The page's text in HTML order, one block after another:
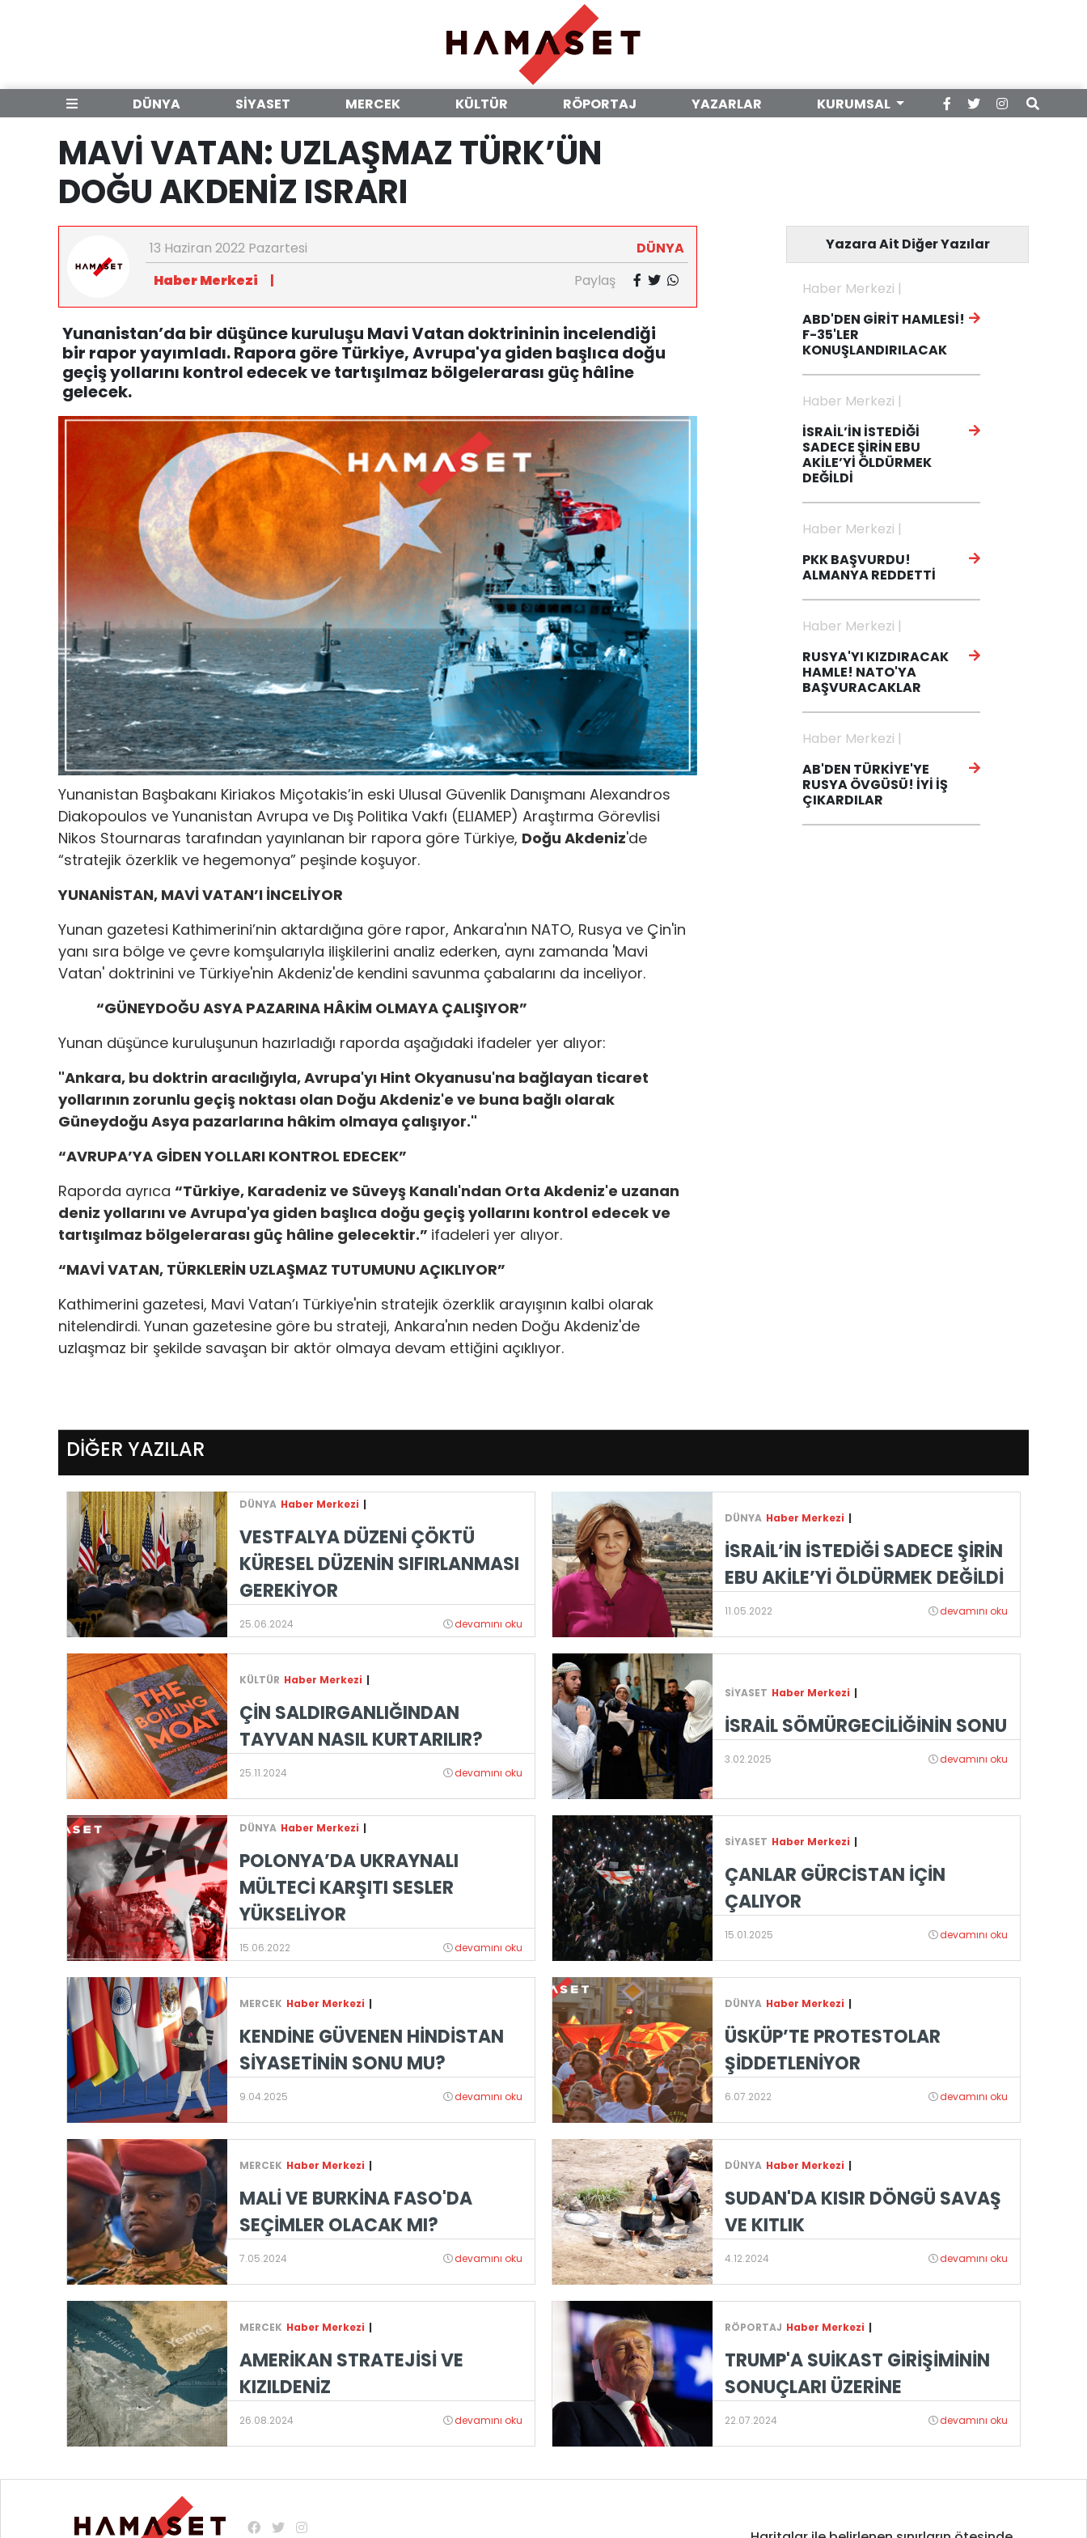
DÜNYA SİYASET MERCEK KÜLTÜR RÖPORTAJ YAZARLAR KURUMSAL
MAVİ VATAN: UZLAŞMAZ TÜRK’ÜN
DOĞU AKDENİZ ISRARI
13 Haziran 2022 Pazartesi
DÜNYA
Haber Merkezi
| Paylaş
Yunanistan’da bir düşünce kuruluşu Mavi Vatan doktrininin incelendiği
bir rapor yayımladı. Rapora göre Türkiye, Avrupa'ya giden başlıca doğu
geçiş yollarını kontrol edecek ve tartışılmaz bölgelerarası güç hâline
gelecek.
Yunanistan Başbakanı Kiriakos Miçotakis’in eski Ulusal Güvenlik Danışmanı Alexandros
Diakopoulos ve Yunanistan Avrupa ve Dış Politika Vakfı (ELIAMEP) Araştırma Görevlisi
Nikos Stournaras tarafından yayınlanan bir rapora göre Türkiye, Doğu Akdeniz'de
“stratejik özerklik ve hegemonya” peşinde koşuyor.
YUNANİSTAN, MAVİ VATAN’I İNCELİYOR
Yunan gazetesi Kathimerini’nin aktardığına göre rapor, Ankara'nın NATO, Rusya ve Çin'in
yanı sıra bölge ve çevre komşularıyla ilişkilerini analiz ederken, aynı zamanda 'Mavi
Vatan' doktrinini ve Türkiye'nin Akdeniz'de kendini savunma çabalarını da inceliyor.
“GÜNEYDOĞU ASYA PAZARINA HÂKİM OLMAYA ÇALIŞIYOR”
Yunan düşünce kuruluşunun hazırladığı raporda aşağıdaki ifadeler yer alıyor:
"Ankara, bu doktrin aracılığıyla, Avrupa'yı Hint Okyanusu'na bağlayan ticaret
yollarının zorunlu geçiş noktası olan Doğu Akdeniz'e ve buna bağlı olarak
Güneydoğu Asya pazarlarına hâkim olmaya çalışıyor."
“AVRUPA’YA GİDEN YOLLARI KONTROL EDECEK”
Raporda ayrıca “Türkiye, Karadeniz ve Süveyş Kanalı'ndan Orta Akdeniz'e uzanan
deniz yollarını ve Avrupa'ya giden başlıca doğu geçiş yollarını kontrol edecek ve
tartışılmaz bölgelerarası güç hâline gelecektir.” ifadeleri yer alıyor.
“MAVİ VATAN, TÜRKLERİN UZLAŞMAZ TUTUMUNU AÇIKLIYOR”
Kathimerini gazetesi, Mavi Vatan’ı Türkiye'nin stratejik özerklik arayışının kalbi olarak
nitelendirdi. Yunan gazetesine göre bu strateji, Ankara'nın neden Doğu Akdeniz'de
uzlaşmaz bir şekilde savaşan bir aktör olmaya devam ettiğini açıklıyor.
Yazara Ait Diğer Yazılar
Haber Merkezi |
ABD'DEN GİRİT HAMLESİ!
F-35'LER
KONUŞLANDIRILACAK
Haber Merkezi |
İSRAİL’İN İSTEDİĞİ
SADECE ŞİRİN EBU
AKİLE’Yİ ÖLDÜRMEK
DEĞİLDİ
Haber Merkezi |
PKK BAŞVURDU!
ALMANYA REDDETTİ
Haber Merkezi |
RUSYA'YI KIZDIRACAK
HAMLE! NATO'YA
BAŞVURACAKLAR
Haber Merkezi |
AB'DEN TÜRKİYE'YE
RUSYA ÖVGÜSÜ! İYİ İŞ
ÇIKARDILAR
DİĞER YAZILAR
DÜNYA Haber Merkezi |
VESTFALYA DÜZENİ ÇÖKTÜ
KÜRESEL DÜZENİN SIFIRLANMASI
GEREKİYOR
25.06.2024 devamını oku
DÜNYA Haber Merkezi |
İSRAİL’İN İSTEDİĞİ SADECE ŞİRİN
EBU AKİLE’Yİ ÖLDÜRMEK DEĞİLDİ
11.05.2022 devamını oku
KÜLTÜR Haber Merkezi |
ÇİN SALDIRGANLIĞINDAN
TAYVAN NASIL KURTARILIR?
25.11.2024 devamını oku
SİYASET Haber Merkezi |
İSRAİL SÖMÜRGECİLİĞİNİN SONU
3.02.2025 devamını oku
DÜNYA Haber Merkezi |
POLONYA’DA UKRAYNALI
MÜLTECİ KARŞITI SESLER
YÜKSELİYOR
15.06.2022 devamını oku
SİYASET Haber Merkezi |
ÇANLAR GÜRCİSTAN İÇİN
ÇALIYOR
15.01.2025 devamını oku
MERCEK Haber Merkezi |
KENDİNE GÜVENEN HİNDİSTAN
SİYASETİNİN SONU MU?
9.04.2025 devamını oku
DÜNYA Haber Merkezi |
ÜSKÜP’TE PROTESTOLAR
ŞİDDETLENİYOR
6.07.2022 devamını oku
MERCEK Haber Merkezi |
MALİ VE BURKİNA FASO'DA
SEÇİMLER OLACAK MI?
7.05.2024 devamını oku
DÜNYA Haber Merkezi |
SUDAN'DA KISIR DÖNGÜ SAVAŞ
VE KITLIK
4.12.2024 devamını oku
MERCEK Haber Merkezi |
AMERİKAN STRATEJİSİ VE
KIZILDENİZ
26.08.2024 devamını oku
RÖPORTAJ Haber Merkezi |
TRUMP'A SUİKAST GİRİŞİMİNİN
SONUÇLARI ÜZERİNE
22.07.2024 devamını oku